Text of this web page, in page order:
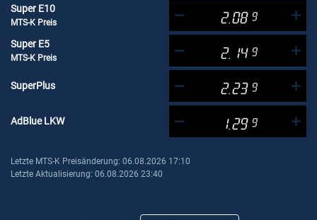
Super E10
MTS-K Preis 2.08 9
Super E5
MTS-K Preis 2.14 9
SuperPlus 2.23 9
AdBlue LKW 1.29 9
Letzte MTS-K Preisänderung: 06.08.2026 17:10
Letzte Aktualisierung: 06.08.2026 23:40